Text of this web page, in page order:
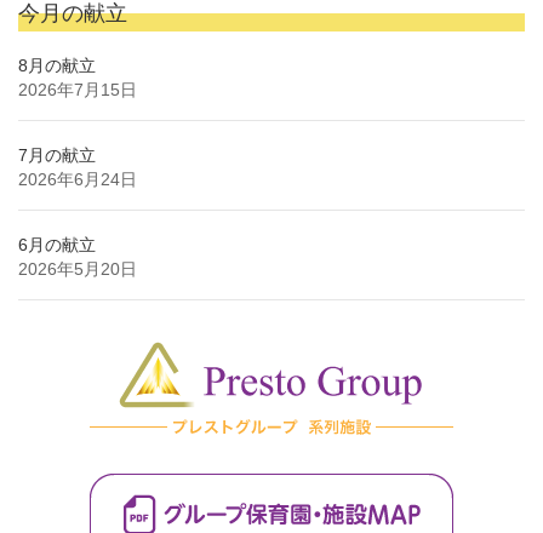
今月の献立
8月の献立
2026年7月15日
7月の献立
2026年6月24日
6月の献立
2026年5月20日